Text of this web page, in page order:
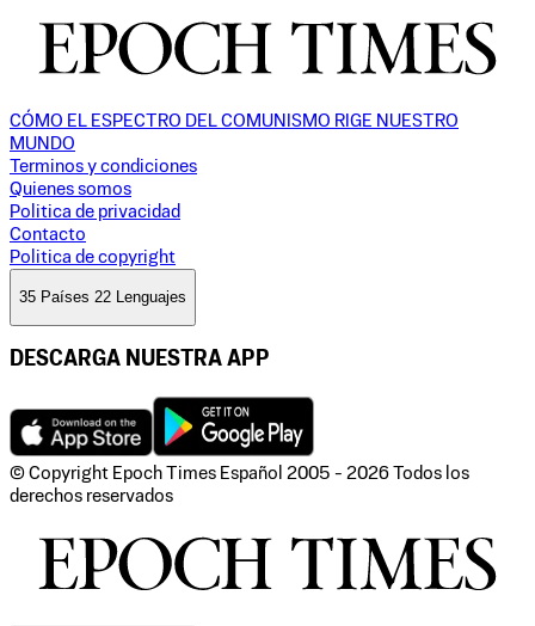
CÓMO EL ESPECTRO DEL COMUNISMO RIGE NUESTRO
MUNDO
Terminos y condiciones
Quienes somos
Politica de privacidad
Contacto
Politica de copyright
35 Países 22 Lenguajes
DESCARGA NUESTRA APP
© Copyright Epoch Times Español 2005 - 2026 Todos los
derechos reservados